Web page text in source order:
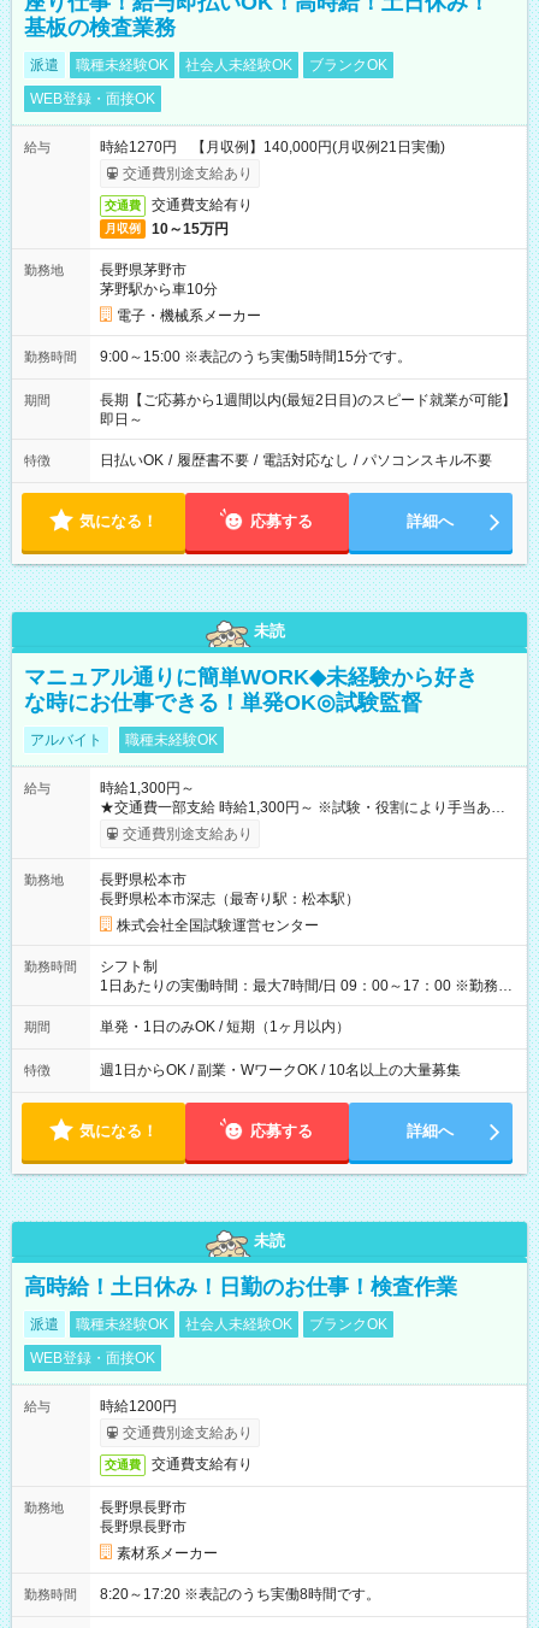
基板の検査業務
派遣 職種未経験OK 社会人未経験OK
ブランクOK
WEB登録・面接OK
給与
時給1270円 【月収例】140,000円(月収例21日実働)
交通費別途支給あり
交通費 交通費支給有り
月収例 10～15万円
勤務地
長野県茅野市
茅野駅から車10分
電子・機械系メーカー
勤務時間 9:00～15:00 ※表記のうち実働5時間15分です。
期間
長期【ご応募から1週間以内(最短2日目)のスピード就業が可能】
即日～
特徴 日払いOK / 履歴書不要 / 電話対応なし / パソコンスキル不要
気になる！ 応募する 詳細へ
未読
マニュアル通りに簡単WORK◆未経験から好き
な時にお仕事できる！単発OK◎試験監督
アルバイト 職種未経験OK
給与
時給1,300円～
★交通費一部支給 時給1,300円～ ※試験・役割により手当あり
※勤務回数により昇給あり 【即給（前払い）オプションあ
り！】 希望される場合、勤務から1週間ほどで給与の一部を受け
例】 ・河合塾模擬試験 8:30～17:30（休憩1時間） 時給1,300円
×8時間＝日収10,400円＋交通費 ※当日の役割により時給＋100
円の場合あり ・国家試験 7:00～13:30（休憩なし） 時給1,300
円（役割手当＋100円）×6時間＝日収8,400円＋交通費 【試用期
間】試用期間なし
交通費別途支給あり
勤務地
長野県松本市
長野県松本市深志（最寄り駅：松本駅）
株式会社全国試験運営センター
勤務時間
シフト制
1日あたりの実働時間：最大7時間/日 09：00～17：00 ※勤務時
間は 試験により異なります。
期間 単発・1日のみOK / 短期（1ヶ月以内）
特徴 週1日からOK / 副業・WワークOK / 10名以上の大量募集
気になる！ 応募する 詳細へ
未読
高時給！土日休み！日勤のお仕事！検査作業
派遣 職種未経験OK 社会人未経験OK
ブランクOK
WEB登録・面接OK
給与
時給1200円
交通費別途支給あり
交通費 交通費支給有り
勤務地
長野県長野市
長野県長野市
素材系メーカー
勤務時間 8:20～17:20 ※表記のうち実働8時間です。